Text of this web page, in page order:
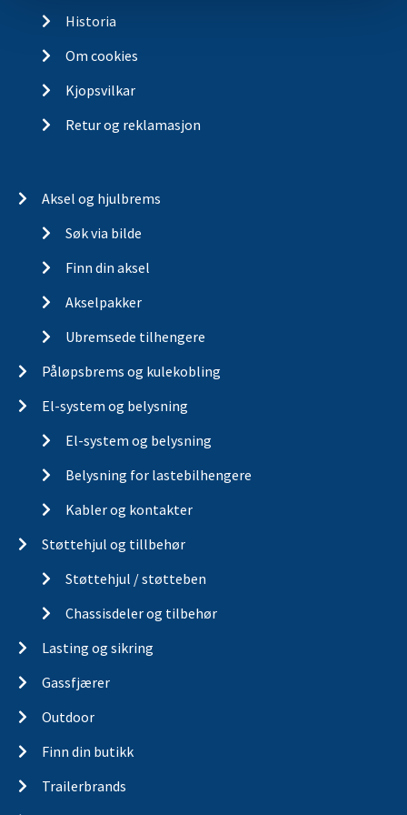
Historia
Om cookies
Kjopsvilkar
Retur og reklamasjon
Aksel og hjulbrems
Søk via bilde
Finn din aksel
Akselpakker
Ubremsede tilhengere
Påløpsbrems og kulekobling
El-system og belysning
El-system og belysning
Belysning for lastebilhengere
Kabler og kontakter
Støttehjul og tillbehør
Støttehjul / støtteben
Chassisdeler og tilbehør
Lasting og sikring
Gassfjærer
Outdoor
Finn din butikk
Trailerbrands